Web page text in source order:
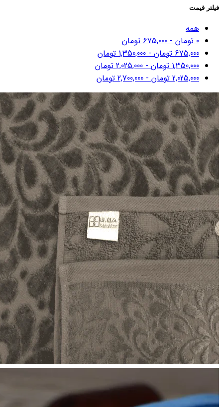
فیلتر قیمت
همه
0 تومان-
675,000 تومان
675,000 تومان-
1,350,000 تومان
1,350,000 تومان-
2,025,000 تومان
2,025,000 تومان-
2,700,000 تومان